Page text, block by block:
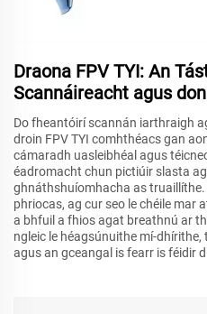
Draona FPV TYI: An
Scannáireacht agus
Do fheantóirí scannán iarthraigh
droin FPV TYI comhthéacs gan
cámaradh uasleibhéal agus
éadromacht chun pictiúir slasta
ghnáthshuíomhacha as truaillíthe.
phriocas, ag cur seo le chéile mar
a bhfuil a fhios agat breathnú ar
ngleic le héagsúnuithe mí-
agus an gceangal is fearr is féidir